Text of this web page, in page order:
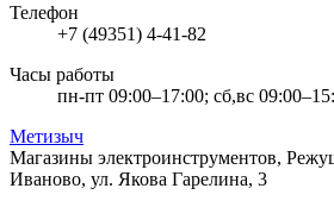
Телефон
+7 (49351) 4-41-82
Часы работы
пн-пт 09:00–17:00; сб,вс
Метизыч
Магазины электроинструментов,
Иваново, ул. Якова Гарелина, 3